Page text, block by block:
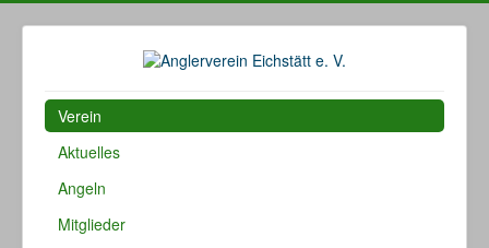
Verein
Aktuelles
Angeln
Mitglieder